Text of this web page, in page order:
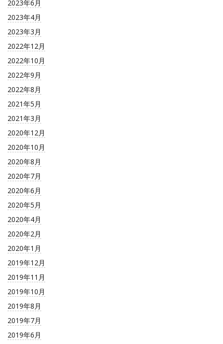
2023年6月
2023年4月
2023年3月
2022年12月
2022年10月
2022年9月
2022年8月
2021年5月
2021年3月
2020年12月
2020年10月
2020年8月
2020年7月
2020年6月
2020年5月
2020年4月
2020年2月
2020年1月
2019年12月
2019年11月
2019年10月
2019年8月
2019年7月
2019年6月